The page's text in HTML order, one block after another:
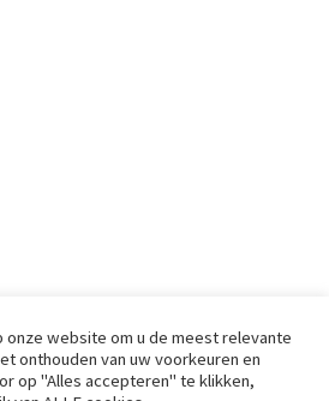
onze website om u de meest relevante
onthouden van uw voorkeuren en
op "Alles accepteren" te klikken,